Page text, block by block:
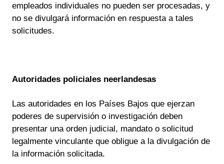
empleados individuales no pueden ser procesadas, y
no se divulgará información en respuesta a tales
solicitudes.
Autoridades policiales neerlandesas
Las autoridades en los Países Bajos que ejerzan
poderes de supervisión o investigación deben
presentar una orden judicial, mandato o solicitud
legalmente vinculante que obligue a la divulgación de
la información solicitada.